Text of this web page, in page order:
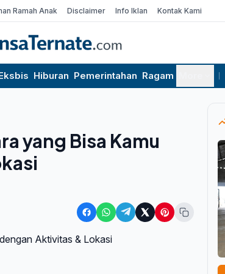
Ramah Anak Disclaimer Info Iklan Kontak Kami
Hiburan Pemerintahan Ragam
yang Bisa Kamu